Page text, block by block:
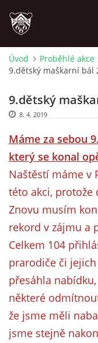
ÚVOD
PLÁNOVANÉ AKCE
PROBĚHLÉ AKCE
NOVINKY
FOTOALBUM
VIDEA
INTERNÍ SEKCE
KONTAKTY
Úvod Proběhlé akce
9.dětský maškarní bál
9.dětský
8. 4. 2019
Máme za sebou
který se konal
Naštěstí máme v
této akci, protože
Znovu musím
rekord v zájmu a
Celkem 104
prarodiče či
přesáhla
některé
že jsme měli
jsme stejně